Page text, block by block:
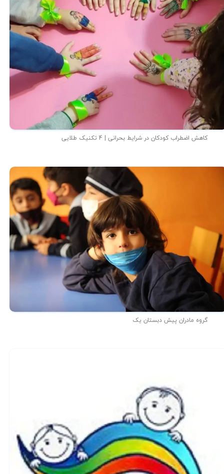
کاهش اضطراب کودکان در شرایط بحرانی | 4 تکنیک طلایی
گروه مادران پیش دبستان یک